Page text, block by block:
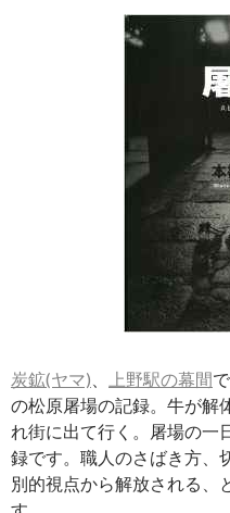
炭鉱(ヤマ) 上野駅の幕間
の松原屠場の記録。牛が解
れ街に出て行く。屠場の一
録です。職人のさばき方、
別的視点から解放される、